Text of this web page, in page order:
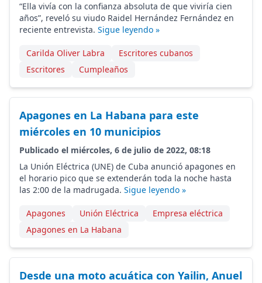
“Ella vivía con la confianza absoluta de que viviría cien
años”, reveló su viudo Raidel Hernández Fernández en
reciente entrevista. Sigue leyendo »
Carilda Oliver Labra
Escritores cubanos
Escritores
Cumpleaños
Apagones en La Habana para este
miércoles en 10 municipios
Publicado el miércoles, 6 de julio de 2022, 08:18
La Unión Eléctrica (UNE) de Cuba anunció apagones en
el horario pico que se extenderán toda la noche hasta
las 2:00 de la madrugada. Sigue leyendo »
Apagones Unión Eléctrica
Empresa eléctrica
Apagones en La Habana
Desde una moto acuática con Yailin, Anuel